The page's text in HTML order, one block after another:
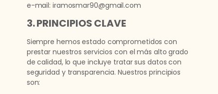
e-mail: iramosmar90@gmail.com
3. PRINCIPIOS CLAVE
Siempre hemos estado comprometidos con
prestar nuestros servicios con el más alto grado
de calidad, lo que incluye tratar sus datos con
seguridad y transparencia. Nuestros principios
son: